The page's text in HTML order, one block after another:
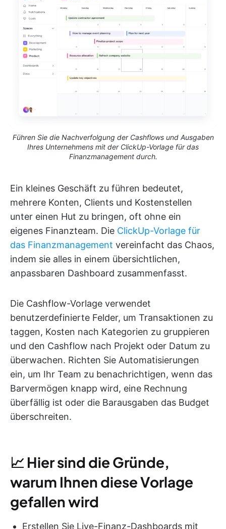
Führen Sie die Nachverfolgung der Cashflows und Ausgaben
Ihres Unternehmens mit der ClickUp-Vorlage für das
Finanzmanagement durch.
Ein kleines Geschäft zu führen bedeutet,
mehrere Konten, Clients und Kostenstellen
unter einen Hut zu bringen, oft ohne ein
eigenes Finanzteam. Die ClickUp-Vorlage für
das Finanzmanagement vereinfacht das Chaos,
indem sie alles in einem übersichtlichen,
anpassbaren Dashboard zusammenfasst.
Die Cashflow-Vorlage verwendet
benutzerdefinierte Felder, um Transaktionen zu
taggen, Kosten nach Kategorien zu gruppieren
und den Cashflow nach Projekt oder Datum zu
überwachen. Richten Sie Automatisierungen
ein, um Ihr Team zu benachrichtigen, wenn das
Barvermögen knapp wird, eine Rechnung
überfällig ist oder die Barausgaben das Budget
überschreiten.
📈 Hier sind die Gründe,
warum Ihnen diese Vorlage
gefallen wird
Erstellen Sie Live-Finanz-Dashboards mit